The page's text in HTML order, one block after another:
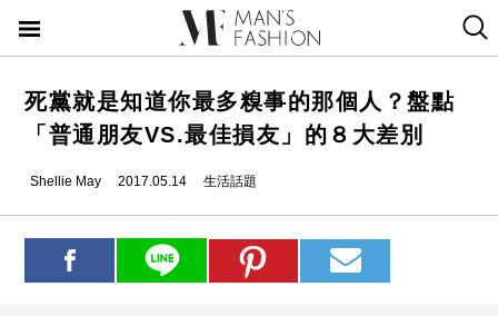
死黨就是知道你最多糗事的那個人？盤點
「普通朋友VS.最佳損友」的８大差別
Shellie May 2017.05.14 生活話題